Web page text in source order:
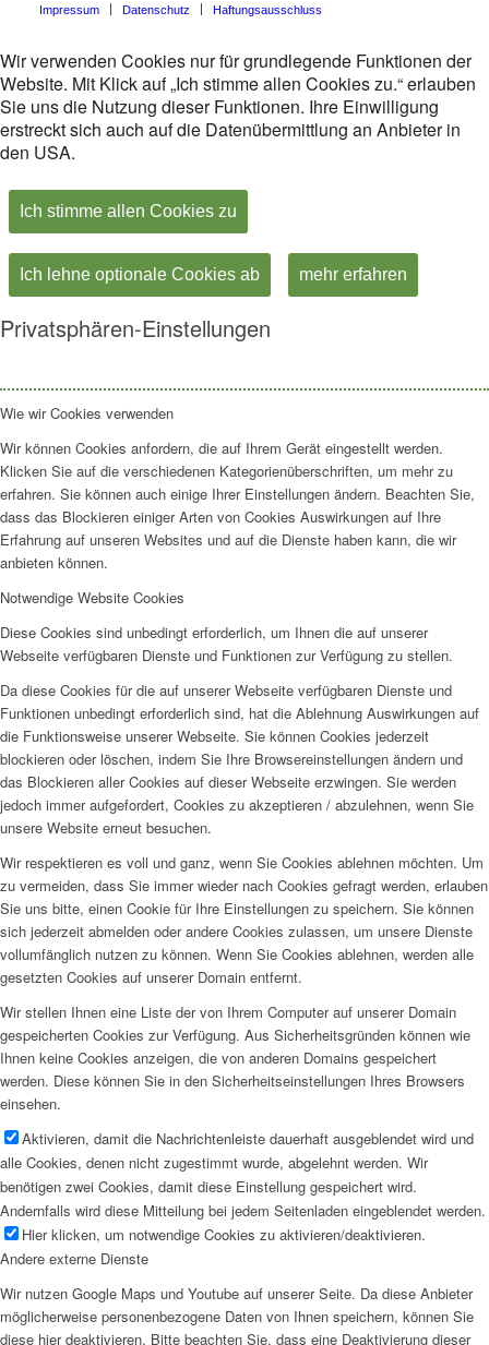
Impressum
Datenschutz Haftungsausschluss
Wir verwenden Cookies nur für grundlegende Funktionen der
Website. Mit Klick auf „Ich stimme allen Cookies zu.“ erlauben
Sie uns die Nutzung dieser Funktionen. Ihre Einwilligung
erstreckt sich auch auf die Datenübermittlung an Anbieter in
den USA.
Ich stimme allen Cookies zu
Ich lehne optionale Cookies ab mehr erfahren
Privatsphären-Einstellungen
Wie wir Cookies verwenden
Wir können Cookies anfordern, die auf Ihrem Gerät eingestellt werden.
Klicken Sie auf die verschiedenen Kategorienüberschriften, um mehr zu
erfahren. Sie können auch einige Ihrer Einstellungen ändern. Beachten Sie,
dass das Blockieren einiger Arten von Cookies Auswirkungen auf Ihre
Erfahrung auf unseren Websites und auf die Dienste haben kann, die wir
anbieten können.
Notwendige Website Cookies
Diese Cookies sind unbedingt erforderlich, um Ihnen die auf unserer
Webseite verfügbaren Dienste und Funktionen zur Verfügung zu stellen.
Da diese Cookies für die auf unserer Webseite verfügbaren Dienste und
Funktionen unbedingt erforderlich sind, hat die Ablehnung Auswirkungen auf
die Funktionsweise unserer Webseite. Sie können Cookies jederzeit
blockieren oder löschen, indem Sie Ihre Browsereinstellungen ändern und
das Blockieren aller Cookies auf dieser Webseite erzwingen. Sie werden
jedoch immer aufgefordert, Cookies zu akzeptieren / abzulehnen, wenn Sie
unsere Website erneut besuchen.
Wir respektieren es voll und ganz, wenn Sie Cookies ablehnen möchten. Um
zu vermeiden, dass Sie immer wieder nach Cookies gefragt werden, erlauben
Sie uns bitte, einen Cookie für Ihre Einstellungen zu speichern. Sie können
sich jederzeit abmelden oder andere Cookies zulassen, um unsere Dienste
vollumfänglich nutzen zu können. Wenn Sie Cookies ablehnen, werden alle
gesetzten Cookies auf unserer Domain entfernt.
Wir stellen Ihnen eine Liste der von Ihrem Computer auf unserer Domain
gespeicherten Cookies zur Verfügung. Aus Sicherheitsgründen können wie
Ihnen keine Cookies anzeigen, die von anderen Domains gespeichert
werden. Diese können Sie in den Sicherheitseinstellungen Ihres Browsers
einsehen.
Aktivieren, damit die Nachrichtenleiste dauerhaft ausgeblendet wird und
alle Cookies, denen nicht zugestimmt wurde, abgelehnt werden. Wir
benötigen zwei Cookies, damit diese Einstellung gespeichert wird.
Andernfalls wird diese Mitteilung bei jedem Seitenladen eingeblendet werden.
Hier klicken, um notwendige Cookies zu aktivieren/deaktivieren.
Andere externe Dienste
Wir nutzen Google Maps und Youtube auf unserer Seite. Da diese Anbieter
möglicherweise personenbezogene Daten von Ihnen speichern, können Sie
diese hier deaktivieren. Bitte beachten Sie, dass eine Deaktivierung dieser